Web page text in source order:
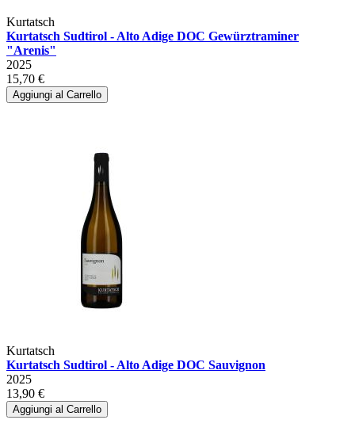
Kurtatsch
Kurtatsch Sudtirol - Alto Adige DOC Gewürztraminer
"Arenis"
2025
15,70 €
Aggiungi al Carrello
Kurtatsch
Kurtatsch Sudtirol - Alto Adige DOC Sauvignon
2025
13,90 €
Aggiungi al Carrello